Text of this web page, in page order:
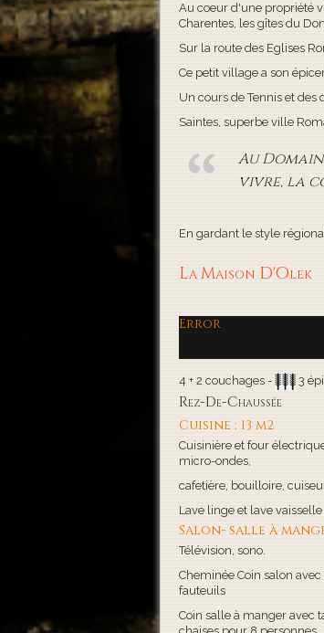
Au coeur d'une propriété
Charentes, les gîtes du
Sur la route des Eglises
Ce petit village a son
Un cours de Tennis et
Saintes, superbe ville
Au
vivre, la
En gardant le style
La Maison D'Olek
Error
4 + 2 couchages - 3
Rez-De-Chaussée
Cuisine : 13 m2
Cuisinière et four
micro-ondes,
cafetière, bouilloire,
Lave linge et lave vaisselle
Salon- salle à
Télévision, sono.
Cheminée Coin salon
fauteuils
Coin salle à manger avec